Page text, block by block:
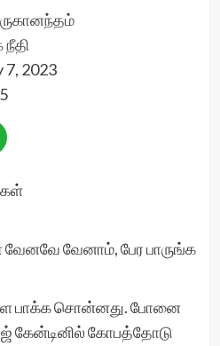
நீதி
2023
வேனாம், பேர பாருங்க
பாக்க சொன்னது. போனை
கேன்டினில் கோபத்தோடு